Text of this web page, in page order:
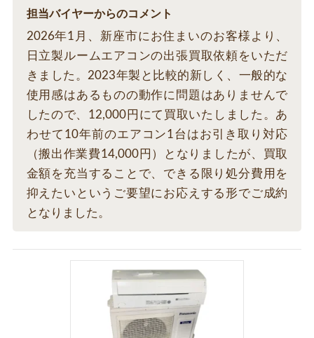
担当バイヤーからのコメント
2026年1月、新座市にお住まいのお客様より、
日立製ルームエアコンの出張買取依頼をいただ
きました。2023年製と比較的新しく、一般的な
使用感はあるものの動作に問題はありませんで
したので、12,000円にて買取いたしました。あ
わせて10年前のエアコン1台はお引き取り対応
（搬出作業費14,000円）となりましたが、買取
金額を充当することで、できる限り処分費用を
抑えたいというご要望にお応えする形でご成約
となりました。